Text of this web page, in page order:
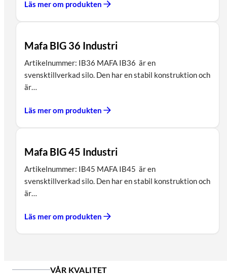
Läs mer om produkten
Mafa BIG 36 Industri
Artikelnummer: IB36 MAFA IB36 är en
svensktillverkad silo. Den har en stabil konstruktion och
är…
Läs mer om produkten
Mafa BIG 45 Industri
Artikelnummer: IB45 MAFA IB45 är en
svensktillverkad silo. Den har en stabil konstruktion och
är…
Läs mer om produkten
VÅR KVALITET